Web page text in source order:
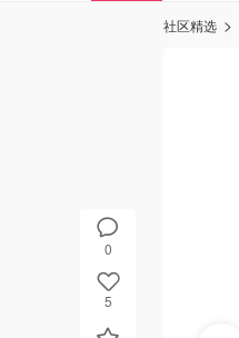
0
5
社区精选